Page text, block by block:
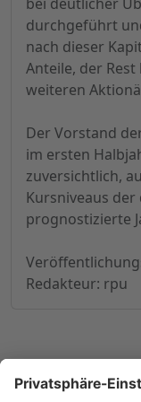
durchgeführt
nach dieser
Anteile, der
weiteren
Der Vorstand
im ersten
zuversichtlich,
Kursniveaus
prognostizierte
Redakteur: rpu
© 1998-2026by